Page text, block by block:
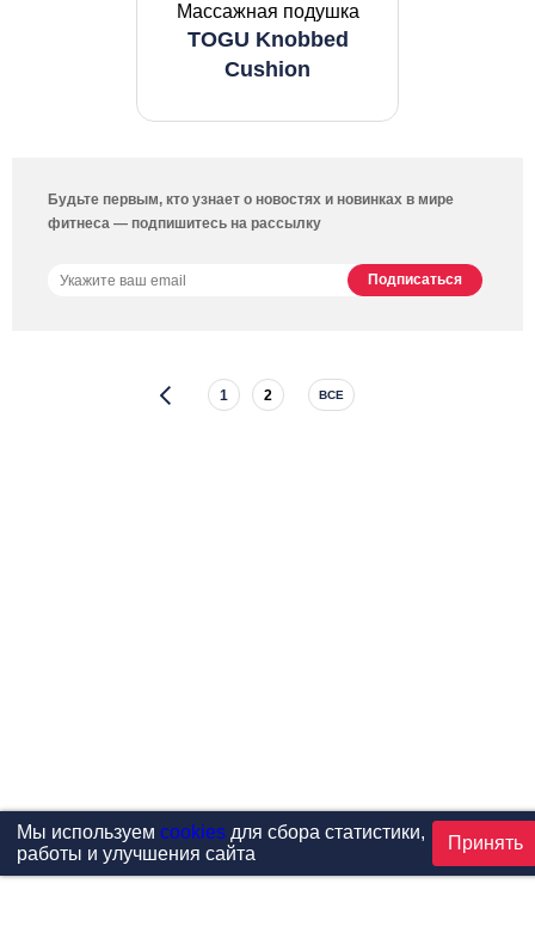
Массажная подушка
TOGU Knobbed
Cushion
Будьте первым, кто узнает о новостях и новинках в мире
фитнеса — подпишитесь на рассылку
1 2 ВСЕ
Мы используем cookiesдля сбора статистики,
работы и улучшения сайта
Принять